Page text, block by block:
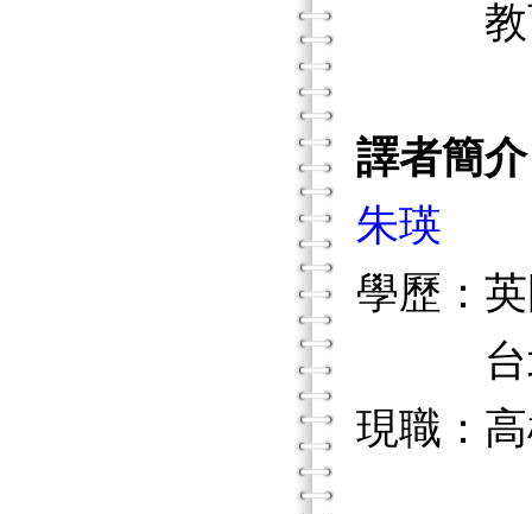
教育
譯者簡介
朱瑛
學歷：
台北
現職：